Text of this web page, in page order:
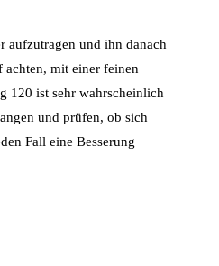
aufzutragen und ihn danach
mit einer feinen
120 ist sehr wahrscheinlich
und prüfen, ob sich
Fall eine Besserung